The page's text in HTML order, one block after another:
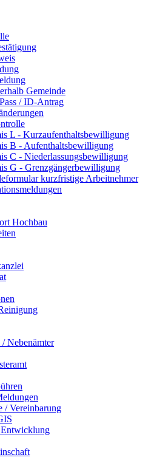
Gemeinde
/ ID-Antrag
L - Kurzaufenthaltsbewilligung
B - Aufenthaltsbewilligung
C - Niederlassungsbewilligung
G - Grenzgängerbewilligung
kurzfristige Arbeitnehmer
Hochbau
Nebenämter
/ Vereinbarung